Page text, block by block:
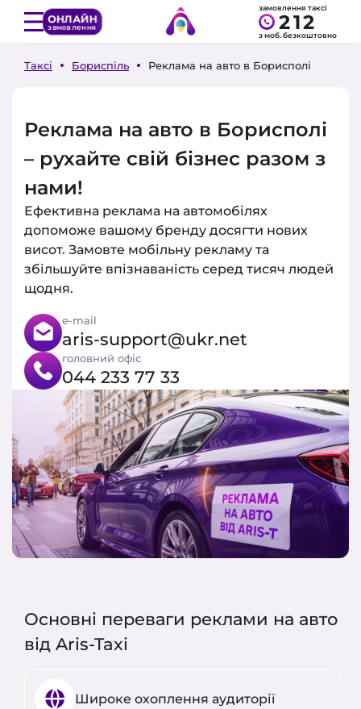
ОНЛАЙН
замовлення
замовлення таксі
212
з моб. безкоштовно
Таксі Бориспіль Реклама на авто в Борисполі
Реклама на авто в Борисполі
– рухайте свій бізнес разом з
нами!
Ефективна реклама на автомобілях
допоможе вашому бренду досягти нових
висот. Замовте мобільну рекламу та
збільшуйте впізнаваність серед тисяч людей
щодня.
e-mail
aris-support@ukr.net
головний офіс
044 233 77 33
Основні переваги реклами на авто
від Aris-Taxi
Широке охоплення аудиторії